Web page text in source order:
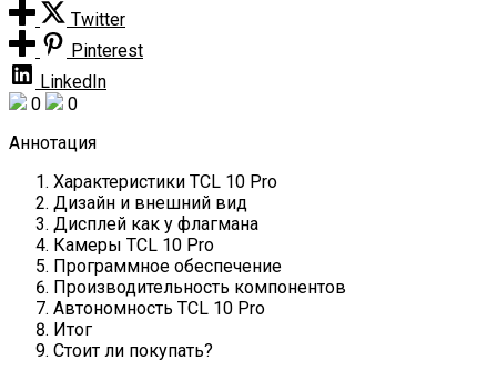
Twitter
Pinterest
LinkedIn
0
0
Аннотация
Характеристики TCL 10 Pro
Дизайн и внешний вид
Дисплей как у флагмана
Камеры TCL 10 Pro
Программное обеспечение
Производительность компонентов
Автономность TCL 10 Pro
Итог
Стоит ли покупать?